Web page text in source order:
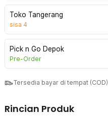
Toko Tangerang
sisa 4
Pick n Go Depok
Pre-Order
Tersedia bayar di tempat (COD)
Rincian Produk